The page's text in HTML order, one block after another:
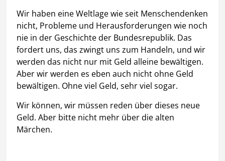
Wir haben eine Weltlage wie seit Menschendenken
nicht, Probleme und Herausforderungen wie noch
nie in der Geschichte der Bundesrepublik. Das
fordert uns, das zwingt uns zum Handeln, und wir
werden das nicht nur mit Geld alleine bewältigen.
Aber wir werden es eben auch nicht ohne Geld
bewältigen. Ohne viel Geld, sehr viel sogar.
Wir können, wir müssen reden über dieses neue
Geld. Aber bitte nicht mehr über die alten
Märchen.